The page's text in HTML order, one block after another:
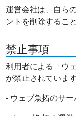
運営会社は、自ら
ントを削除するこ
禁止事項
利用者による「ウ
が禁止されています
- ウェブ魚拓のサ